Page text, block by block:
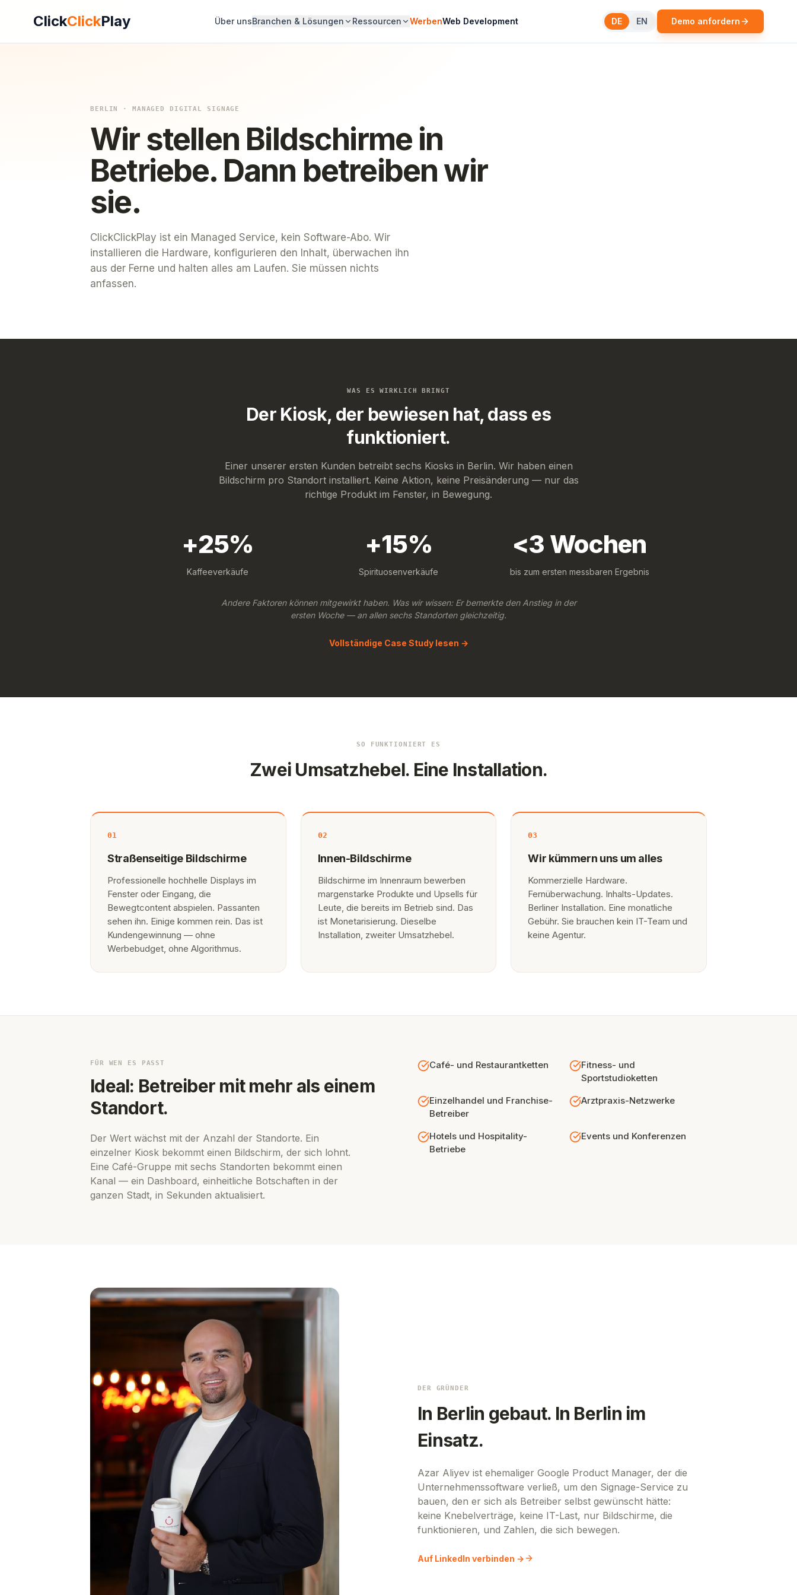
ClickClickPlay Über unsBranchen & Lösungen Ressourcen WerbenWeb Development DE EN Demo anfordern
BERLIN · MANAGED DIGITAL SIGNAGE
Wir stellen Bildschirme in
Betriebe. Dann betreiben wir
sie.
ClickClickPlay ist ein Managed Service, kein Software-Abo. Wir
installieren die Hardware, konfigurieren den Inhalt, überwachen ihn
aus der Ferne und halten alles am Laufen. Sie müssen nichts
anfassen.
WAS ES WIRKLICH BRINGT
Der Kiosk, der bewiesen hat, dass es
funktioniert.
Einer unserer ersten Kunden betreibt sechs Kiosks in Berlin. Wir haben einen
Bildschirm pro Standort installiert. Keine Aktion, keine Preisänderung — nur das
richtige Produkt im Fenster, in Bewegung.
+25%
Kaffeeverkäufe
+15%
Spirituosenverkäufe
<3 Wochen
bis zum ersten messbaren Ergebnis
Andere Faktoren können mitgewirkt haben. Was wir wissen: Er bemerkte den Anstieg in der
ersten Woche — an allen sechs Standorten gleichzeitig.
Vollständige Case Study lesen →
SO FUNKTIONIERT ES
Zwei Umsatzhebel. Eine Installation.
01
Straßenseitige Bildschirme
Professionelle hochhelle Displays im
Fenster oder Eingang, die
Bewegtcontent abspielen. Passanten
sehen ihn. Einige kommen rein. Das ist
Kundengewinnung — ohne
Werbebudget, ohne Algorithmus.
02
Innen-Bildschirme
Bildschirme im Innenraum bewerben
margenstarke Produkte und Upsells für
Leute, die bereits im Betrieb sind. Das
ist Monetarisierung. Dieselbe
Installation, zweiter Umsatzhebel.
03
Wir kümmern uns um alles
Kommerzielle Hardware.
Fernüberwachung. Inhalts-Updates.
Berliner Installation. Eine monatliche
Gebühr. Sie brauchen kein IT-Team und
keine Agentur.
FÜR WEN ES PASST
Ideal: Betreiber mit mehr als einem
Standort.
Der Wert wächst mit der Anzahl der Standorte. Ein
einzelner Kiosk bekommt einen Bildschirm, der sich lohnt.
Eine Café-Gruppe mit sechs Standorten bekommt einen
Kanal — ein Dashboard, einheitliche Botschaften in der
ganzen Stadt, in Sekunden aktualisiert.
Café- und Restaurantketten
Fitness- und
Sportstudioketten
Einzelhandel und Franchise-
Betreiber
Arztpraxis-Netzwerke
Hotels und Hospitality-
Betriebe
Events und Konferenzen
DER GRÜNDER
In Berlin gebaut. In Berlin im
Einsatz.
Azar Aliyev ist ehemaliger Google Product Manager, der die
Unternehmenssoftware verließ, um den Signage-Service zu
bauen, den er sich als Betreiber selbst gewünscht hätte:
keine Knebelverträge, keine IT-Last, nur Bildschirme, die
funktionieren, und Zahlen, die sich bewegen.
Auf LinkedIn verbinden →